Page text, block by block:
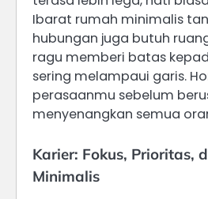
Ibarat rumah minimalis
hubungan juga butuh
ragu memberi batas
sering melampaui garis.
perasaanmu sebelum
menyenangkan semua
Karier: Fokus, Prioritas,
Minimalis